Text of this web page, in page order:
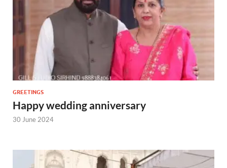
GREETINGS
Happy wedding anniversary
30 June 2024